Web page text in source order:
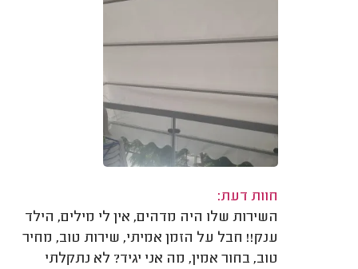
חוות דעת:
השירות שלו היה מדהים, אין לי מילים, הילד
ענק!! חבל על הזמן אמיתי, שירות טוב, מחיר
טוב, בחור אמין, מה אני יגיד? לא נתקלתי